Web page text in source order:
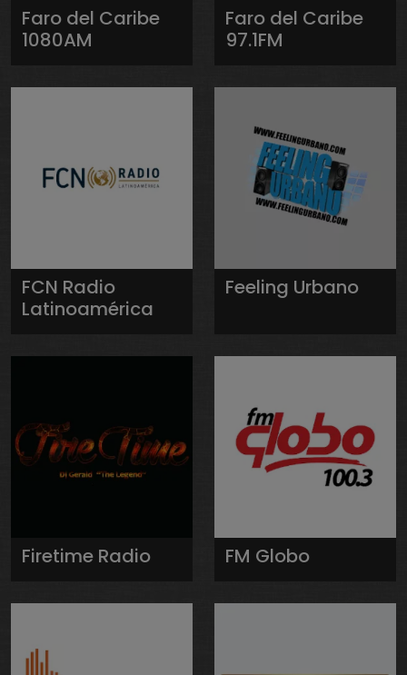
Faro del Caribe
1080AM
Faro del Caribe
97.1FM
FCN Radio
Latinoamérica
Feeling Urbano
Firetime Radio FM Globo